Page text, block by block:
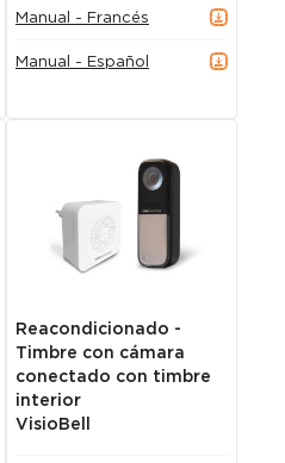
Manual - Francés
Manual - Español
Reacondicionado -
Timbre con cámara
conectado con timbre
interior
VisioBell